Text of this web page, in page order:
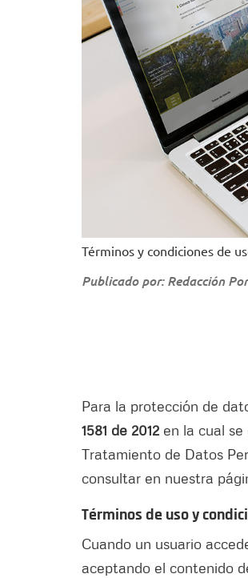
Términos y condiciones de
Publicado por: Redacción
Para la protección de
1581 de 2012 en la cual
Tratamiento de Datos
consultar en nuestra
Términos de uso y
Cuando un usuario
aceptando el contenido